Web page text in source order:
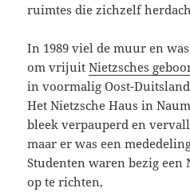
ruimtes die zichzelf
In 1989 viel de muur en
om vrijuitNietzsches
in voormalig Oost-
Het Nietzsche Haus in
bleek verpauperd en
maar er was een
Studenten waren bezig een
op te richten,